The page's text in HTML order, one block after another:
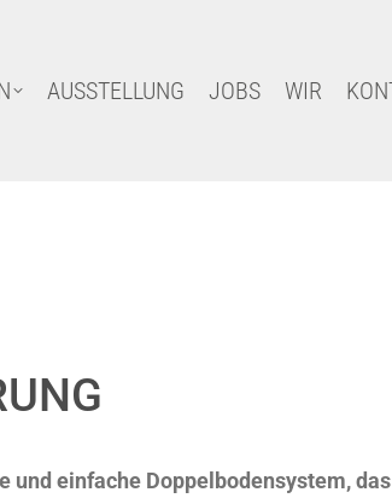
AUSSTELLUNG JOBS WIR
und einfache Doppelbodensystem, das